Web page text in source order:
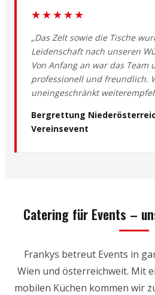
★★★★★
„Das Zelt sowie die Tische
Leidenschaft nach unseren
Von Anfang an war das Team
professionell und freundlich.
uneingeschränkt
Bergrettung
Vereinsevent
Catering für Events –
Frankys betreut Events in
Wien und österreichweit. Mit
mobilen Küchen kommen wir